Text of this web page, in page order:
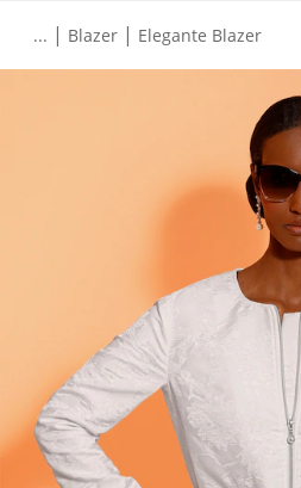
... | Blazer | Elegante Blazer